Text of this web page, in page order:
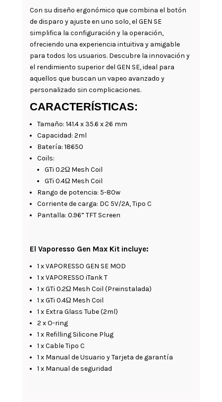
Con su diseño ergonómico que combina el botón
de disparo y ajuste en uno solo, el GEN SE
simplifica la configuración y la operación,
ofreciendo una experiencia intuitiva y amigable
para todos los usuarios. Descubre la innovación y
el rendimiento superior del GEN SE, ideal para
aquellos que buscan un vapeo avanzado y
personalizado sin complicaciones.
CARACTERÍSTICAS:
Tamaño: 141.4 x 35.6 x 26 mm
Capacidad: 2ml
Batería: 18650
Coils:
GTi 0.2Ω Mesh Coil
GTi 0.4Ω Mesh Coil
Rango de potencia: 5-80w
Corriente de carga: DC 5V/2A, Tipo C
Pantalla: 0.96” TFT Screen
El Vaporesso Gen Max Kit incluye:
1 x VAPORESSO GEN SE MOD
1 x VAPORESSO iTank T
1 x GTi 0.2Ω Mesh Coil (Preinstalada)
1 x GTi 0.4Ω Mesh Coil
1 x Extra Glass Tube (2ml)
2 x O-ring
1 x Refilling Silicone Plug
1 x Cable Tipo C
1 x Manual de Usuario y Tarjeta de garantía
1 x Manual de seguridad